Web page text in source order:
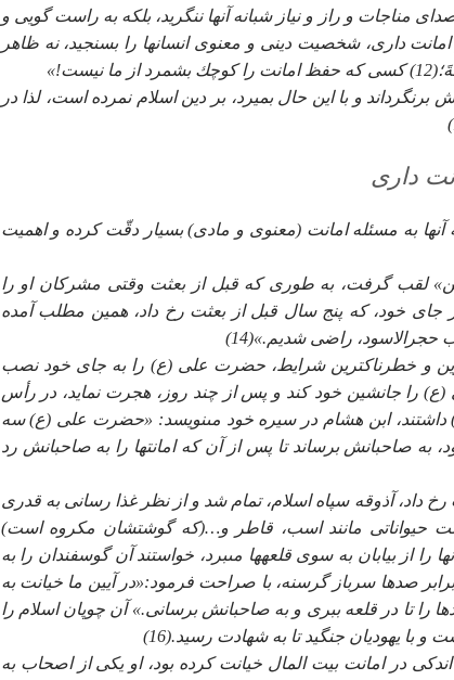
مناجات و راز و نياز شبانه آنها ننگريد، بلكه به راست گويى و
راست گويى و امانت دارى، شخصيت دينى و معنوى انسان‏ها را بسنجيد، نه ظاهر
و با اين حال بميرد، بر دين اسلام نمرده است، لذا در
دارى‏
به مسئله امانت (معنوى و مادى) بسيار دقّت كرده و اهميت
لقب گرفت، به طورى كه قبل از بعثت وقتى مشركان او را
جاى خود، كه پنج سال قبل از بعثت رخ داد، همين مطلب آمده
حجرالاسود، راضى شديم.»(14)
و خطرناك‏ترين شرايط، حضرت على (ع) را به جاى خود نصب
را جانشين خود كند و پس از چند روز، هجرت نمايد، در رأس
داشتند، ابن هشام در سيره خود مى‏نويسد: «حضرت على (ع) سه
به صاحبانش برساند تا پس از آن كه امانت‏ها را به صاحبانش رد
آذوقه سپاه اسلام، تمام شد و از نظر غذا رسانى به قدرى
حيواناتى مانند اسب، قاطر و…(كه گوشتشان مكروه است)
را از بيابان به سوى قلعه‏ها مى‏برد، خواستند آن گوسفندان را به
صدها سرباز گرسنه، با صراحت فرمود:«در آيين ما خيانت به
را تا در قلعه ببرى و به صاحبانش برسانى.» آن چوپان اسلام را
يهوديان جنگيد تا به شهادت رسيد.(16)
در امانت بيت المال خيانت كرده بود، او يكى از اصحاب به